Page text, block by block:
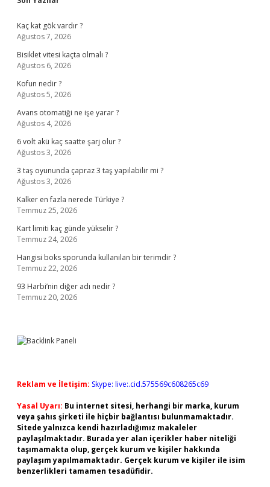
Sidebar
Kaç kat gök vardır ?
Ağustos 7, 2026
Bisiklet vitesi kaçta olmalı ?
Ağustos 6, 2026
Kofun nedir ?
Ağustos 5, 2026
Avans otomatiği ne işe yarar ?
Ağustos 4, 2026
6 volt akü kaç saatte şarj olur ?
Ağustos 3, 2026
3 taş oyununda çapraz 3 taş yapılabilir mi ?
Ağustos 3, 2026
Kalker en fazla nerede Türkiye ?
Temmuz 25, 2026
Kart limiti kaç günde yükselir ?
Temmuz 24, 2026
Hangisi boks sporunda kullanılan bir terimdir ?
Temmuz 22, 2026
93 Harbi’nin diğer adı nedir ?
Temmuz 20, 2026
Reklam ve İletişim: Skype: live:.cid.575569c608265c69
Yasal Uyarı: Bu internet sitesi, herhangi bir marka, kurum
veya şahıs şirketi ile hiçbir bağlantısı bulunmamaktadır.
Sitede yalnızca kendi hazırladığımız makaleler
paylaşılmaktadır. Burada yer alan içerikler haber niteliği
taşımamakta olup, gerçek kurum ve kişiler hakkında
paylaşım yapılmamaktadır. Gerçek kurum ve kişiler ile isim
benzerlikleri tamamen tesadüfidir.